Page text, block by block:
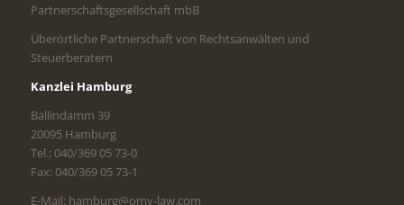
Partnerschaftsgesellschaft mbB
Überörtliche Partnerschaft von Rechtsanwälten und
Steuerberatern
Kanzlei Hamburg
Ballindamm 39
20095 Hamburg
Tel.: 040/369 05 73-0
Fax: 040/369 05 73-1
E-Mail: hamburg@omv-law.com